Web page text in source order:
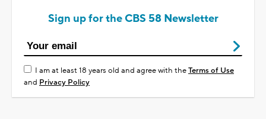
Sign up for the CBS 58 Newsletter
I am at least 18 years old and agree with theTerms of Use
and Privacy Policy